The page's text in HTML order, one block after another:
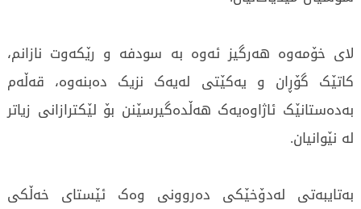
لای خۆمەوە هەرگیز ئەوە بە سودفە و رێکەوت نازانم،
کاتێک گۆڕان و یەکێتی لەیەک نزیک دەبنەوە، قەڵەم
بەدەستانێک ئاژاوەیەک هەڵدەگیرسێنن بۆ لێکترازانی زیاتر
لە نێوانیان.
بەتایبەتی لەدۆخێکی دەروونی وەک ئێستای خەڵکی